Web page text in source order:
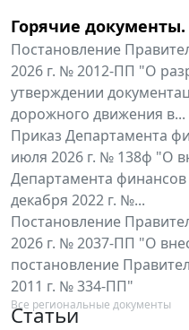
Горячие
Постановление
2026 г. № 2012-ПП "О
утверждении
дорожного движения в...
Приказ Департамента
июля 2026 г. № 138ф "О
Департамента
декабря 2022 г. №...
Постановление
2026 г. № 2037-ПП "О
постановление
2011 г. № 334-ПП"
Все региональные документы
Статьи